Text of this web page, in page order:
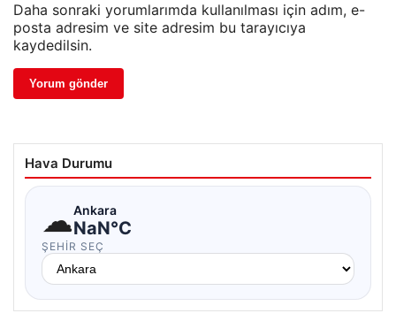
Daha sonraki yorumlarımda kullanılması için adım, e-
posta adresim ve site adresim bu tarayıcıya
kaydedilsin.
Hava Durumu
☁Ankara
NaN°C
ŞEHIR SEÇ